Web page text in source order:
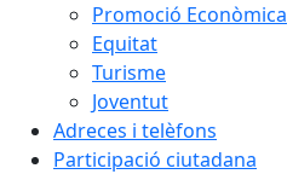
Promoció Econòmica
Equitat
Turisme
Joventut
Adreces i telèfons
Participació ciutadana